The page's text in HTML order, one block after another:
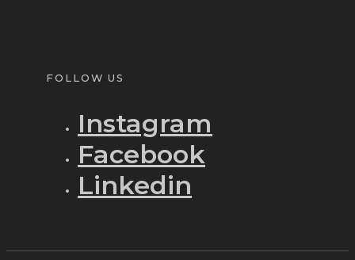
FOLLOW US
Instagram
Facebook
Linkedin